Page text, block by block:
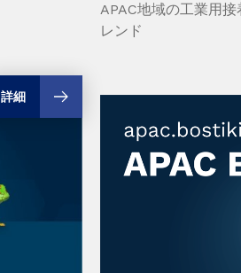
詳細
APAC地域の工業用
レンド